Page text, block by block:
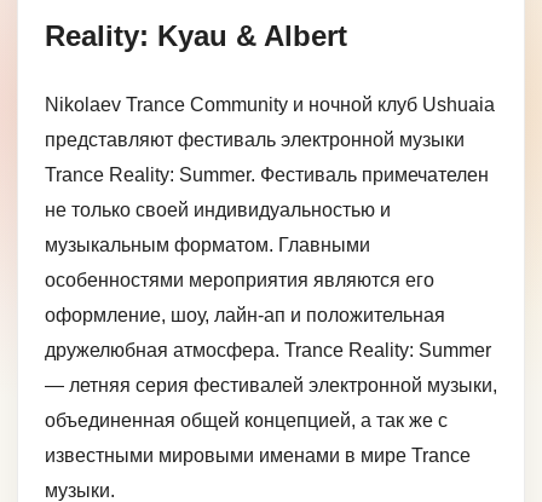
Reality: Kyau & Albert
Nikolaev Trance Community и ночной клуб Ushuaia
представляют фестиваль электронной музыки
Trance Reality: Summer. Фестиваль примечателен
не только своей индивидуальностью и
музыкальным форматом. Главными
особенностями мероприятия являются его
оформление, шоу, лайн-ап и положительная
дружелюбная атмосфера. Trance Reality: Summer
— летняя серия фестивалей электронной музыки,
объединенная общей концепцией, а так же с
известными мировыми именами в мире Trance
музыки.